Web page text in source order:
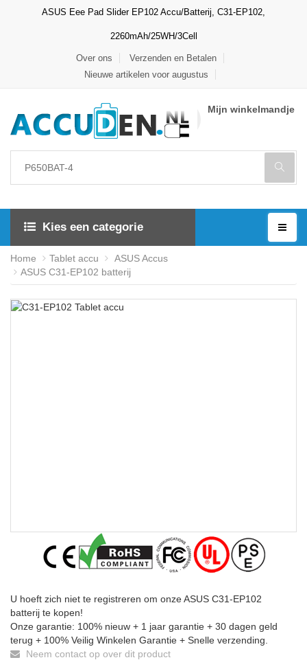
ASUS Eee Pad Slider EP102 Accu/Batterij, C31-EP102,
2260mAh/25WH/3Cell
Over ons
Verzenden en Betalen
Nieuwe artikelen voor augustus
Mijn winkelmandje
Kies een categorie
Home Tablet accu
ASUS Accus
ASUS C31-EP102 batterij
U hoeft zich niet te registreren om onze ASUS C31-EP102
batterij te kopen!
Onze garantie: 100% nieuw + 1 jaar garantie + 30 dagen geld
terug + 100% Veilig Winkelen Garantie + Snelle verzending.
Neem contact op over dit product